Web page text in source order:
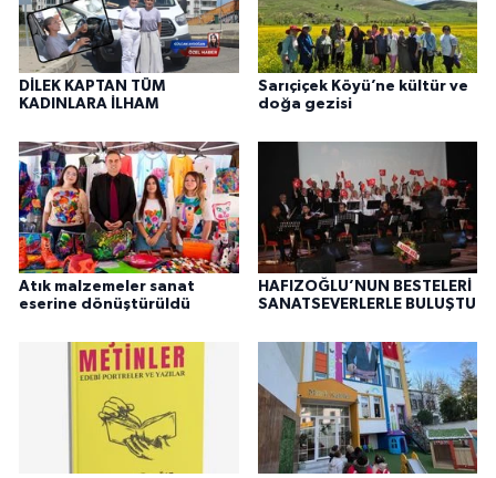
DİLEK KAPTAN TÜM
KADINLARA İLHAM
Sarıçiçek Köyü’ne kültür ve
doğa gezisi
Atık malzemeler sanat
eserine dönüştürüldü
HAFIZOĞLU’NUN BESTELERİ
SANATSEVERLERLE BULUŞTU